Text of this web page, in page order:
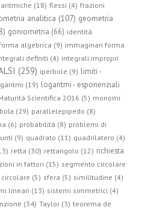
(18) flessi (4) frazioni
analitica (107) geometria
goniometria (66) identità
algebrica (9) immaginari forma
definiti (4) integrali impropri
(259) iperbole (9) limiti -
(19) logaritmi - esponenziali
Scientifica 2016 (5) monomi
(29) parallelepipedo (8)
(6) probabilità (8) problemi di
(9) quadrato (11) quadrilatero (4)
retta (30) rettangolo (12) richiesta
in fattori (15) segmento circolare
(5) sfera (5) similitudine (4)
lineari (13) sistemi simmetrici (4)
(34) Taylor (3) teorema de